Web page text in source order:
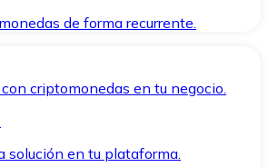
de forma recurrente.
criptomonedas en tu negocio.
solución en tu plataforma.